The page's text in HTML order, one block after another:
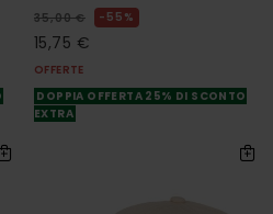
35,00 € 55%
15,75 €
OFFERTE
DOPPIA OFFERTA 25% DI SCONTO
EXTRA